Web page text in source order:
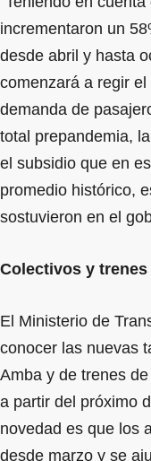
incrementaron un
desde abril y hasta
comenzará a regir
demanda de
total prepandemia,
el subsidio que en
promedio histórico,
sostuvieron en el
Colectivos y trenes
El Ministerio de
conocer las nuevas
Amba y de trenes
a partir del próximo
novedad es que los
desde marzo y se